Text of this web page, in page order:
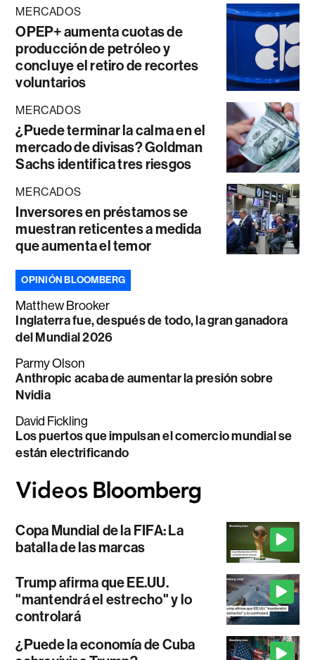
MERCADOS
OPEP+ aumenta cuotas de
producción de petróleo y
concluye el retiro de recortes
voluntarios
MERCADOS
¿Puede terminar la calma en el
mercado de divisas? Goldman
Sachs identifica tres riesgos
MERCADOS
Inversores en préstamos se
muestran reticentes a medida
que aumenta el temor
OPINIÓN BLOOMBERG
Matthew Brooker
Inglaterra fue, después de todo, la gran ganadora
del Mundial 2026
Parmy Olson
Anthropic acaba de aumentar la presión sobre
Nvidia
David Fickling
Los puertos que impulsan el comercio mundial se
están electrificando
Copa Mundial de la FIFA: La
batalla de las marcas
Trump afirma que EE.UU.
"mantendrá el estrecho" y lo
controlará
¿Puede la economía de Cuba